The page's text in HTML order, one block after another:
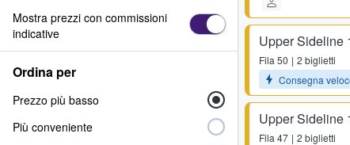
Upper Sideline
Fila 50
2 biglietti
Consegna
Upper Sideline
Fila 47
2 biglietti
Mostra prezzi con commissioni
indicative
Ordina per
Prezzo più basso
Più conveniente